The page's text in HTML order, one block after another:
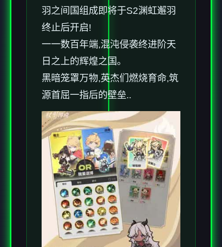
羽之间国组成即将于S2渊虹邂羽
终止后开启!
一一数百年端,混沌侵袭终进阶天
日之上的辉煌之国。
黑暗笼罩万物,英杰们燃烧育命,筑
源首屈一指后的壁垒..